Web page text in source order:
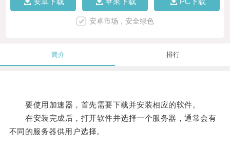
安卓市场，安全绿色
简介 排行
要使用加速器，首先需要下载并安装相应的软件。
在安装完成后，打开软件并选择一个服务器，通常会有
不同的服务器供用户选择。